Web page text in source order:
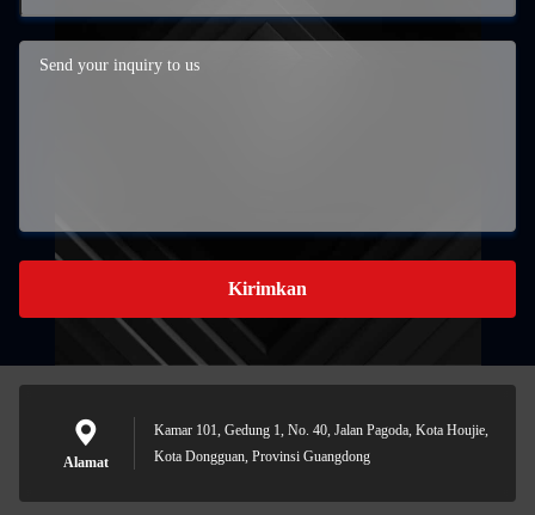
Kirimkan
Alamat
Kamar 101, Gedung 1, No. 40, Jalan Pagoda, Kota Houjie,
Kota Dongguan, Provinsi Guangdong